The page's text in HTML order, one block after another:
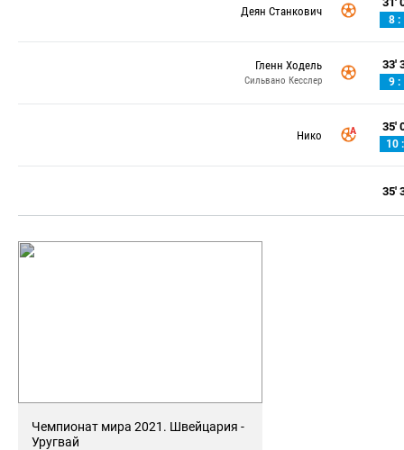
Деян Станкович
8 :
Гленн Ходель
Сильвано Кесслер
33'
9 :
Нико
35'
10
35'
Чемпионат мира 2021. Швейцария -
Уругвай